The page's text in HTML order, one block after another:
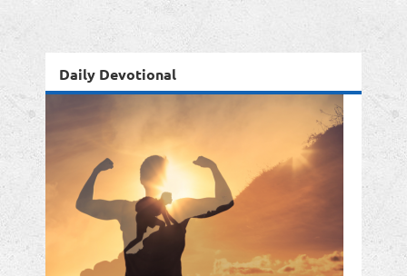
Daily Devotional